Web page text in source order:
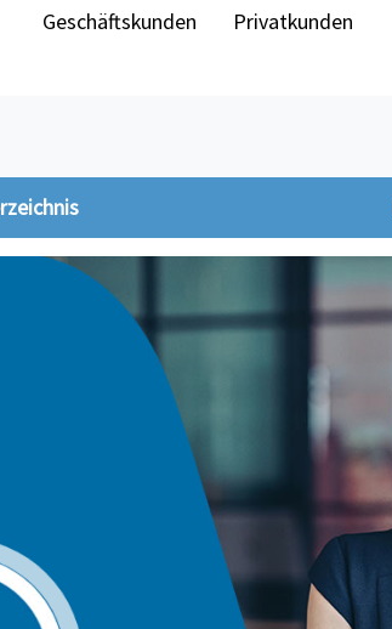
Geschäftskunden Privatkunden